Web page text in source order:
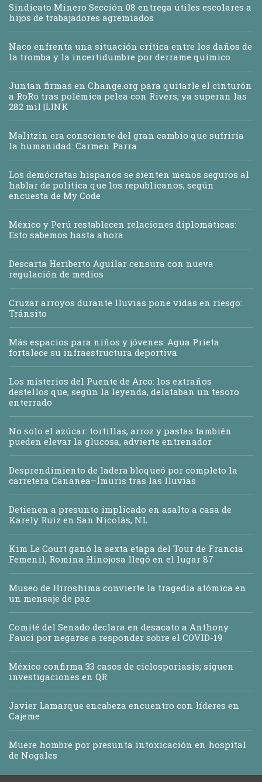
Sindicato Minero Sección 08 entrega útiles escolares a
hijos de trabajadores agremiados
Naco enfrenta una situación crítica entre los daños de
la tromba y la incertidumbre por derrame químico
Juntan firmas en Change.org para quitarle el cinturón
a RoRo tras polémica pelea con Rivers; ya superan las
282 mil |LINK
Malitzin era consciente del gran cambio que sufriría
la humanidad: Carmen Parra
Los demócratas hispanos se sienten menos seguros al
hablar de política que los republicanos, según
encuesta de My Code
México y Perú restablecen relaciones diplomáticas:
Esto sabemos hasta ahora
Descarta Heriberto Aguilar censura con nueva
regulación de medios
Cruzar arroyos durante lluvias pone vidas en riesgo:
Tránsito
Más espacios para niños y jóvenes: Agua Prieta
fortalece su infraestructura deportiva
Los misterios del Puente de Arco: los extraños
destellos que, según la leyenda, delataban un tesoro
enterrado
No solo el azúcar: tortillas, arroz y pastas también
pueden elevar la glucosa, advierte entrenador
Desprendimiento de ladera bloqueó por completo la
carretera Cananea–Ímuris tras las lluvias
Detienen a presunto implicado en asalto a casa de
Karely Ruiz en San Nicolás, NL
Kim Le Court ganó la sexta etapa del Tour de Francia
Femenil; Romina Hinojosa llegó en el lugar 87
Museo de Hiroshima convierte la tragedia atómica en
un mensaje de paz
Comité del Senado declara en desacato a Anthony
Fauci por negarse a responder sobre el COVID-19
México confirma 33 casos de ciclosporiasis; siguen
investigaciones en QR
Javier Lamarque encabeza encuentro con líderes en
Cajeme
Muere hombre por presunta intoxicación en hospital
de Nogales